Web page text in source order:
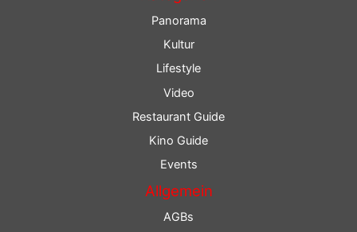
Panorama
Kultur
Lifestyle
Video
Restaurant Guide
Kino Guide
Events
Allgemein
AGBs